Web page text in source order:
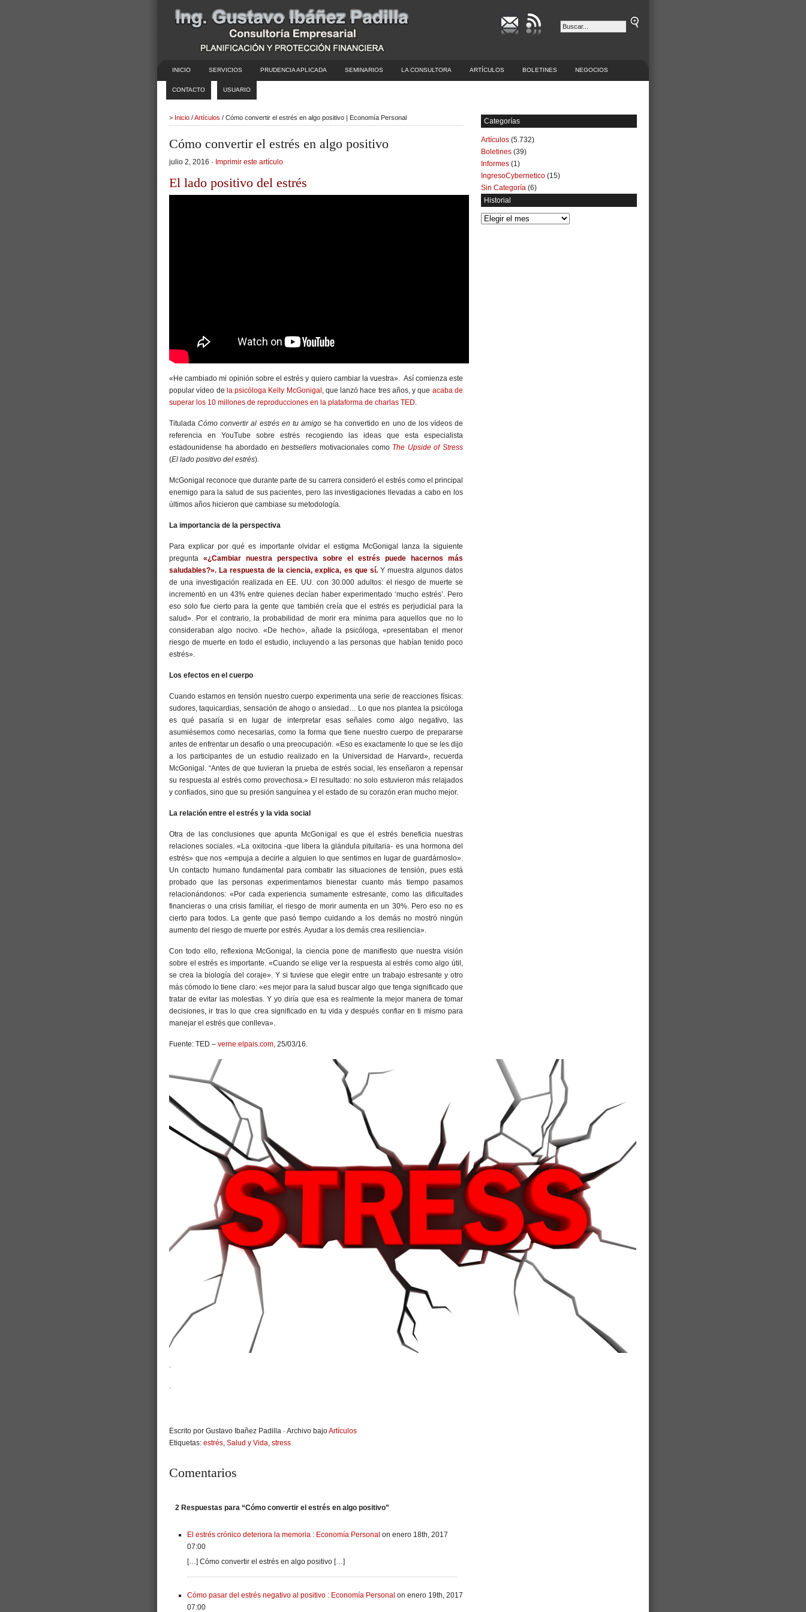
INICIO SERVICIOS PRUDENCIA APLICADA SEMINARIOS LA CONSULTORA ARTÍCULOS BOLETINES NEGOCIOS
CONTACTO USUARIO
> Inicio /Artículos / Cómo convertir el estrés en algo positivo | Economía Personal
Cómo convertir el estrés en algo positivo
julio 2, 2016 · Imprimir este artículo
El lado positivo del estrés
«He cambiado mi opinión sobre el estrés y quiero cambiar la vuestra». Así comienza este
popular vídeo de la psicóloga Kelly McGonigal , que lanzó hace tres años, y que acaba de
superar los 10 millones de reproducciones en la plataforma de charlas TED.
TituladaCómo convertir al estrés en tu amigose ha convertido en uno de los vídeos de
referencia en YouTube sobre estrés recogiendo las ideas que esta especialista
estadounidense ha abordado enbestsellers motivacionales como The Upside of Stress
(El lado positivo del estrés).
McGonigal reconoce que durante parte de su carrera consideró el estrés como el principal
enemigo para la salud de sus pacientes, pero las investigaciones llevadas a cabo en los
últimos años hicieron que cambiase su metodología.
La importancia de la perspectiva
Para explicar por qué es importante olvidar el estigma McGonigal lanza la siguiente
pregunta «¿Cambiar nuestra perspectiva sobre el estrés puede hacernos más
saludables?». La respuesta de la ciencia, explica, es que sí.Y muestra algunos datos
de una investigación realizada en EE. UU. con 30.000 adultos: el riesgo de muerte se
incrementó en un 43% entre quienes decían haber experimentado ‘mucho estrés’. Pero
eso solo fue cierto para la gente que también creía que el estrés es perjudicial para la
salud». Por el contrario, la probabilidad de morir era mínima para aquellos que no lo
consideraban algo nocivo. «De hecho», añade la psicóloga, «presentaban el menor
riesgo de muerte en todo el estudio, incluyendo a las personas que habían tenido poco
estrés».
Los efectos en el cuerpo
Cuando estamos en tensión nuestro cuerpo experimenta una serie de reacciones físicas:
sudores, taquicardias, sensación de ahogo o ansiedad… Lo que nos plantea la psicóloga
es qué pasaría si en lugar de interpretar esas señales como algo negativo, las
asumiésemos como necesarias, como la forma que tiene nuestro cuerpo de prepararse
antes de enfrentar un desafío o una preocupación. «Eso es exactamente lo que se les dijo
a los participantes de un estudio realizado en la Universidad de Harvard», recuerda
McGonigal. “Antes de que tuvieran la prueba de estrés social, les enseñaron a repensar
su respuesta al estrés como provechosa.» El resultado: no solo estuvieron más relajados
y confiados, sino que su presión sanguínea y el estado de su corazón eran mucho mejor.
La relación entre el estrés y la vida social
Otra de las conclusiones que apunta McGonigal es que el estrés beneficia nuestras
relaciones sociales. «La oxitocina -que libera la glándula pituitaria- es una hormona del
estrés» que nos «empuja a decirle a alguien lo que sentimos en lugar de guardárnoslo».
Un contacto humano fundamental para combatir las situaciones de tensión, pues está
probado que las personas experimentamos bienestar cuanto más tiempo pasamos
relacionándonos: «Por cada experiencia sumamente estresante, como las dificultades
financieras o una crisis familiar, el riesgo de morir aumenta en un 30%. Pero eso no es
cierto para todos. La gente que pasó tiempo cuidando a los demás no mostró ningún
aumento del riesgo de muerte por estrés. Ayudar a los demás crea resiliencia».
Con todo ello, reflexiona McGonigal, la ciencia pone de manifiesto que nuestra visión
sobre el estrés es importante. «Cuando se elige ver la respuesta al estrés como algo útil,
se crea la biología del coraje». Y si tuviese que elegir entre un trabajo estresante y otro
más cómodo lo tiene claro: «es mejor para la salud buscar algo que tenga significado que
tratar de evitar las molestias. Y yo diría que esa es realmente la mejor manera de tomar
decisiones, ir tras lo que crea significado en tu vida y después confiar en ti mismo para
manejar el estrés que conlleva».
Fuente: TED – verne.elpais.com, 25/03/16.
.
.
Escrito por Gustavo Ibañez Padilla · Archivo bajoArtículos
Etiquetas: estrés, Salud y Vida, stress
Comentarios
2 Respuestas para “Cómo convertir el estrés en algo positivo”
El estrés crónico deteriora la memoria : Economía Personal on enero 18th, 2017
07:00
[…] Cómo convertir el estrés en algo positivo […]
Cómo pasar del estrés negativo al positivo : Economía Personal on enero 19th, 2017
07:00
Categorías
Artículos (5.732)
Boletines (39)
Informes (1)
IngresoCybernetico (15)
Sin Categoría (6)
Historial
Historial